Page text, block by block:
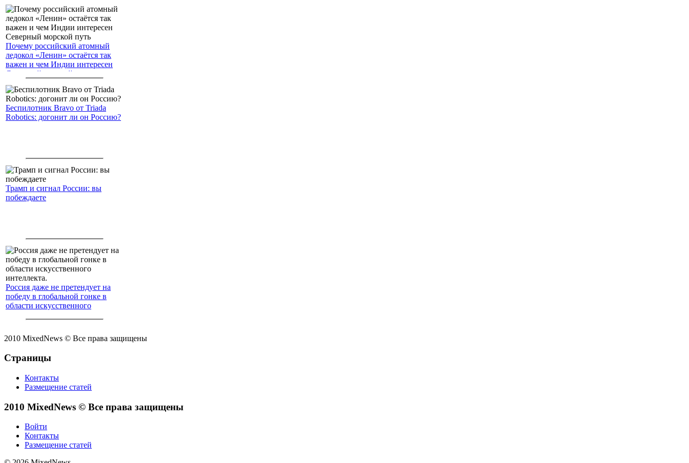
Почему российский атомный
ледокол «Ленин» остаётся так
важен и чем Индии интересен
Северный морской путь
Беспилотник Bravo от Triada
Robotics: догонит ли он Россию?
Трамп и сигнал России: вы
побеждаете
Россия даже не претендует на
победу в глобальной гонке в
области искусственного
2010 MixedNews © Все права защищены
Страницы
Контакты
Размещение статей
2010 MixedNews © Все права защищены
Войти
Контакты
Размещение статей